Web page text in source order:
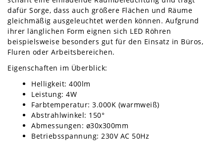
dafür Sorge, dass auch größere Flächen und Räume
gleichmäßig ausgeleuchtet werden können. Aufgrund
ihrer länglichen Form eignen sich LED Röhren
beispielsweise besonders gut für den Einsatz in Büros,
Fluren oder Arbeitsbereichen.
Eigenschaften im Überblick:
Helligkeit: 400lm
Leistung: 4W
Farbtemperatur: 3.000K (warmweiß)
Abstrahlwinkel: 150°
Abmessungen: ø30x300mm
Betriebsspannung: 230V AC 50Hz